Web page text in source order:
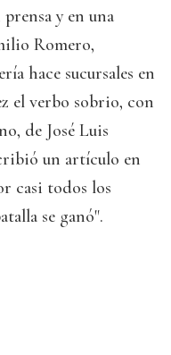
y en una
Romero,
hace sucursales en
el verbo sobrio, con
de José Luis
un artículo en
casi todos los
se ganó".